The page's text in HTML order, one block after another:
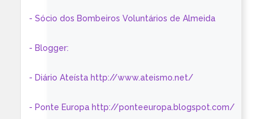
- Sócio dos Bombeiros Voluntários de Almeida
- Blogger:
- Diário Ateísta http://www.ateismo.net/
- Ponte Europa http://ponteeuropa.blogspot.com/